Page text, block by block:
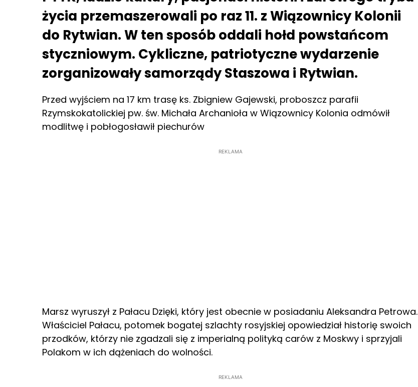
życia przemaszerowali po raz 11. z Wiązownicy Kolonii
do Rytwian. W ten sposób oddali hołd powstańcom
styczniowym. Cykliczne, patriotyczne wydarzenie
zorganizowały samorządy Staszowa i Rytwian.
Przed wyjściem na 17 km trasę ks. Zbigniew Gajewski, proboszcz parafii
Rzymskokatolickiej pw. św. Michała Archanioła w Wiązownicy Kolonia odmówił
modlitwę i pobłogosławił piechurów
REKLAMA
Marsz wyruszył z Pałacu Dzięki, który jest obecnie w posiadaniu Aleksandra Petrowa.
Właściciel Pałacu, potomek bogatej szlachty rosyjskiej opowiedział historię swoich
przodków, którzy nie zgadzali się z imperialną polityką carów z Moskwy i sprzyjali
Polakom w ich dążeniach do wolności.
REKLAMA